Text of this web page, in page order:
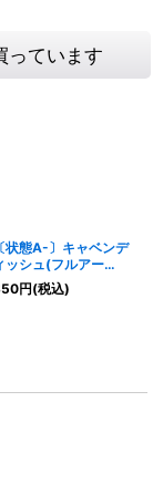
っています
〔状態A-〕キャベンデ
ッシュ(フルアー
/foil)【C】{OP01-
円(税込)